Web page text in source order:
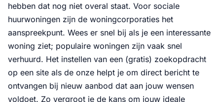
hebben dat nog niet overal staat. Voor sociale
huurwoningen zijn de woningcorporaties het
aanspreekpunt. Wees er snel bij als je een interessante
woning ziet; populaire woningen zijn vaak snel
verhuurd. Het instellen van een (gratis) zoekopdracht
op een site als de onze helpt je om direct bericht te
ontvangen bij nieuw aanbod dat aan jouw wensen
voldoet. Zo vergroot je de kans om jouw ideale